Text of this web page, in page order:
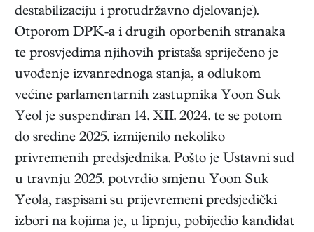
destabilizaciju i protudržavno djelovanje).
Otporom DPK-a i drugih oporbenih stranaka
te prosvjedima njihovih pristaša spriječeno je
uvođenje izvanrednoga stanja, a odlukom
većine parlamentarnih zastupnika Yoon Suk
Yeol je suspendiran 14. XII. 2024. te se potom
do sredine 2025. izmijenilo nekoliko
privremenih predsjednika. Pošto je Ustavni sud
u travnju 2025. potvrdio smjenu Yoon Suk
Yeola, raspisani su prijevremeni predsjedički
izbori na kojima je, u lipnju, pobijedio kandidat